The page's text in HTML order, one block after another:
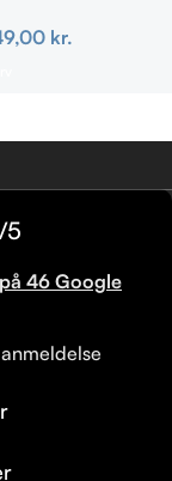
kr.
/5
46 Google